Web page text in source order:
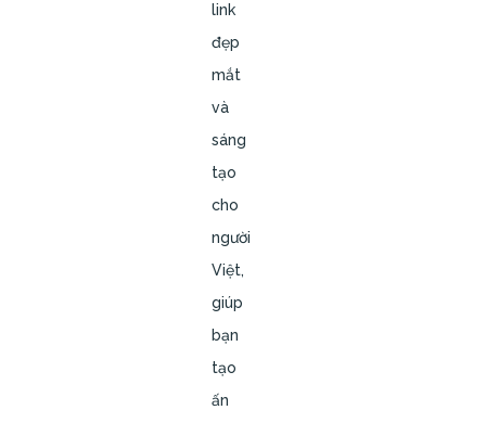
link
đẹp
mắt
và
sáng
tạo
cho
người
Việt,
giúp
bạn
tạo
ấn